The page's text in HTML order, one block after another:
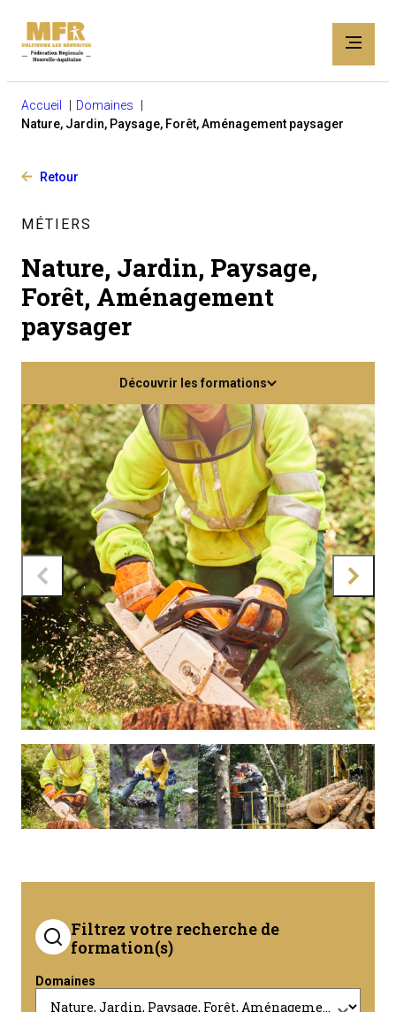
Accueil
Domaines
Nature, Jardin, Paysage, Forêt, Aménagement paysager
Retour
MÉTIERS
Nature, Jardin, Paysage,
Forêt, Aménagement
paysager
Découvrir les formations
Filtrez votre recherche de
formation(s)
Domaines